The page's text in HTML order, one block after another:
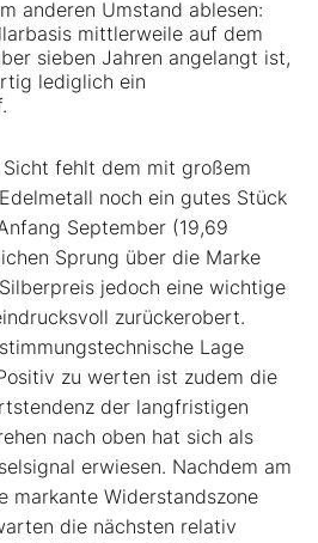
anderen Umstand ablesen:
mittlerweile auf dem
sieben Jahren angelangt ist,
lediglich ein
fehlt dem mit großem
noch ein gutes Stück
September (19,69
Sprung über die Marke
jedoch eine wichtige
zurückerobert.
Lage
zu werten ist zudem die
der langfristigen
nach oben hat sich als
erwiesen. Nachdem am
markante Widerstandszone
die nächsten relativ